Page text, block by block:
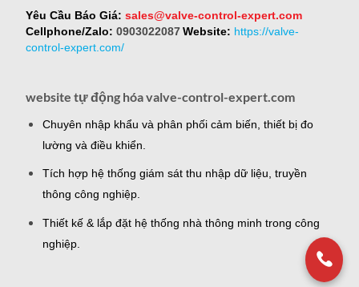
Yêu Cầu Báo Giá: sales@valve-control-expert.com
Cellphone/Zalo: 0903022087 Website: https://valve-
control-expert.com/
website tự động hóa valve-control-expert.com
Chuyên nhập khẩu và phân phối cảm biến, thiết bị đo
lường và điều khiển.
Tích hợp hệ thống giám sát thu nhập dữ liệu, truyền
thông công nghiệp.
Thiết kế & lắp đặt hệ thống nhà thông minh trong công
nghiệp.